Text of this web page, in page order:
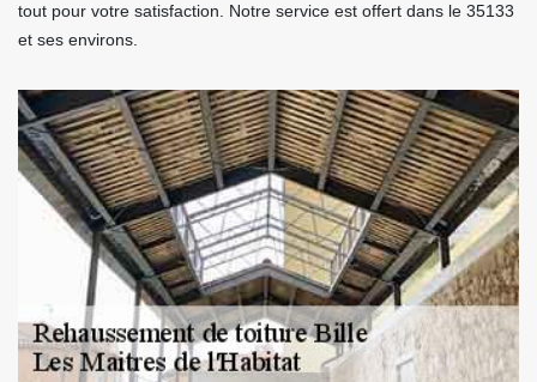
tout pour votre satisfaction. Notre service est offert dans le 35133
et ses environs.